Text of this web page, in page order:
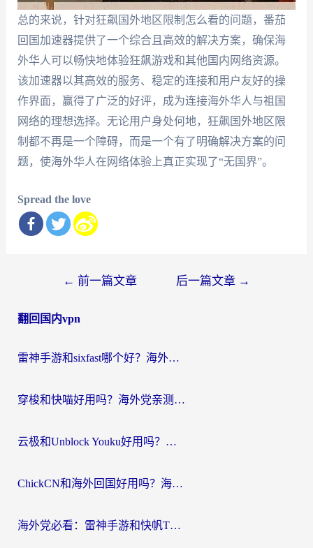
总的来说，针对狂飙国外地区限制怎么看的问题，番茄
回国加速器提供了一个综合且高效的解决方案，确保海
外华人可以畅快地体验狂飙游戏和其他国内网络资源。
该加速器以其高效的服务、稳定的连接和用户友好的操
作界面，赢得了广泛的好评，成为连接海外华人与祖国
网络的理想选择。无论用户身处何地，狂飙国外地区限
制都不再是一个障碍，而是一个有了明确解决方案的问
题，使海外华人在网络体验上真正实现了“无国界”。
Spread the love
导
← 前一篇文章 后一篇文章 →
翻回国内vpn
雷神手游和sixfast哪个好？海外党亲测3款回国加速器，教你选对不踩坑
穿梭和快喵好用吗？海外党亲测：小众加速器对比+番茄加速器深度体验
云极和Unblock Youku好用吗？海外党亲测+2026回国加速器避坑指南
ChickCN和海外回国好用吗？海外党2026亲测：从手游到影音，选对加速器的3个关键
海外党必看：雷神手游和快帆TV版好用吗？3步选对回国加速器不踩坑